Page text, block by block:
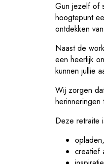
Gun jezelf of
hoogtepunt
ontdekken
Naast de
een heerlijk
kunnen jullie
Wij zorgen
herinneringen
Deze retraite
creatief